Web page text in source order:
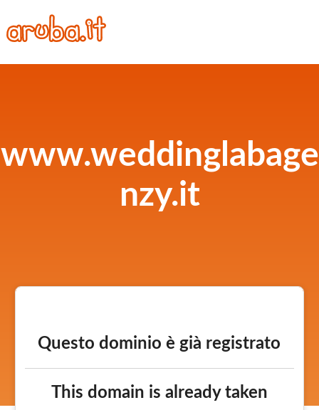
www.weddinglabage
nzy.it
Questo dominio è già registrato
This domain is already taken